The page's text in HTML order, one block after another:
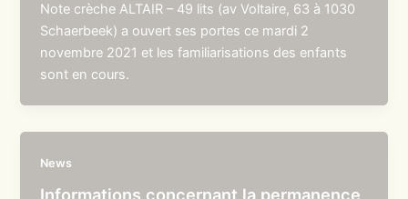
Note crèche ALTAIR – 49 lits (av Voltaire, 63 à 1030
Schaerbeek) a ouvert ses portes ce mardi 2
novembre 2021 et les familiarisations des enfants
sont en cours.
News
Informations concernant la permanence